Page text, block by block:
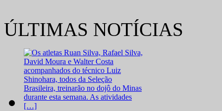
ÚLTIMAS NOTÍCIAS